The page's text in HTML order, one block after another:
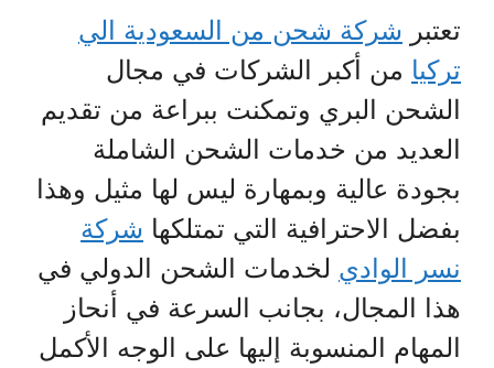
تعتبر شركة شحن من السعودية الي
تركيا من أكبر الشركات في مجال
الشحن البري وتمكنت ببراعة من تقديم
العديد من خدمات الشحن الشاملة
بجودة عالية وبمهارة ليس لها مثيل وهذا
بفضل الاحترافية التي تمتلكها شركة
نسر الوادي لخدمات الشحن الدولي في
هذا المجال، بجانب السرعة في أنحاز
المهام المنسوبة إليها على الوجه الأكمل